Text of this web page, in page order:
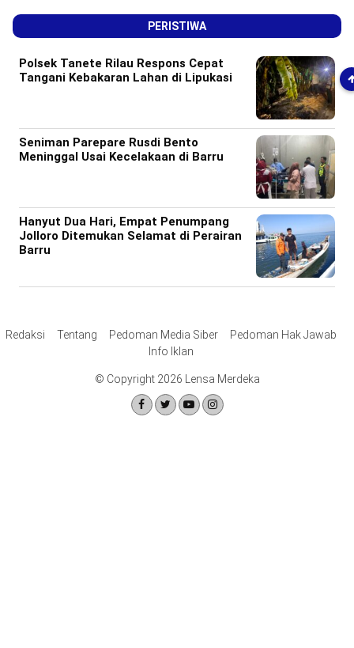
PERISTIWA
Polsek Tanete Rilau Respons Cepat
Tangani Kebakaran Lahan di Lipukasi
Seniman Parepare Rusdi Bento
Meninggal Usai Kecelakaan di Barru
Hanyut Dua Hari, Empat Penumpang
Jolloro Ditemukan Selamat di Perairan
Barru
Redaksi Tentang Pedoman Media Siber
Pedoman Hak Jawab
Info Iklan
© Copyright 2026 Lensa Merdeka